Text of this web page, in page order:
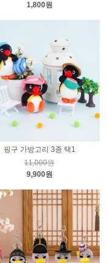
1,800원
핑구 가방고리 3종 택1
11,000원
9,900원